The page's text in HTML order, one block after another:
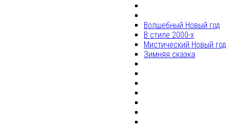
Волшебный Новый год
В стиле 2000-х
Мистический Новый год
Зимняя сказка